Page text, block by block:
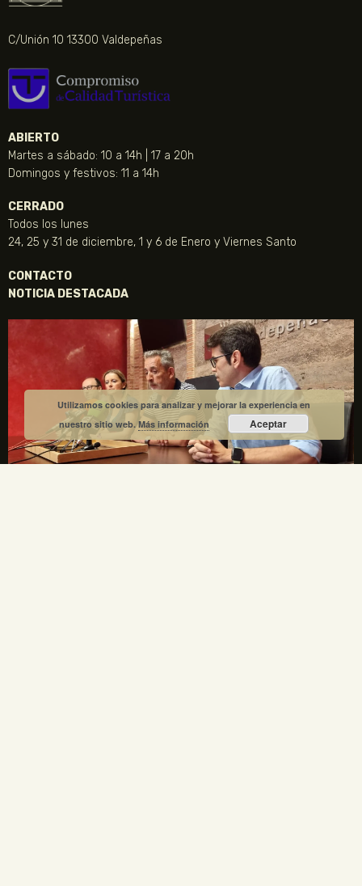
C/Unión 10 13300 Valdepeñas
ABIERTO
Martes a sábado: 10 a 14h | 17 a 20h
Domingos y festivos: 11 a 14h
CERRADO
Todos los lunes
24, 25 y 31 de diciembre, 1 y 6 de Enero y Viernes Santo
CONTACTO
NOTICIA DESTACADA
Utilizamos cookies para analizar y mejorar la experiencia en
nuestro sitio web.Más información Aceptar